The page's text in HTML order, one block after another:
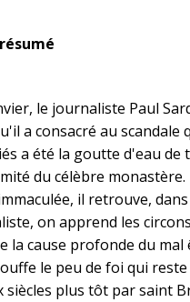
le journaliste Paul
a consacré au
a été la goutte d'eau
du célèbre monastère.
il retrouve,
on apprend les
la cause profonde du
le peu de foi qui
plus tôt par saint